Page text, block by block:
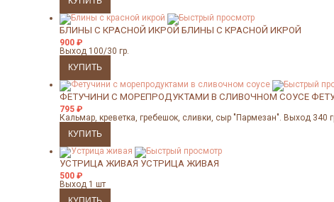
БЛИНЫ С КРАСНОЙ ИКРОЙ БЛИНЫ С КРАСНОЙ ИКРОЙ
900 ₽
Выход 100/30 гр.
ФЕТУЧИНИ С МОРЕПРОДУКТАМИ В СЛИВОЧНОМ СОУСЕ
795 ₽
Кальмар, креветка, гребешок, сливки, сыр "Пармезан". Выход 340
УСТРИЦА ЖИВАЯ УСТРИЦА ЖИВАЯ
500 ₽
Выход 1 шт